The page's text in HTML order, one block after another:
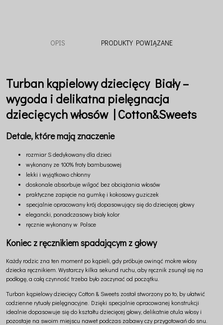
OPIS PRODUKTY POWIĄZANE
Turban kąpielowy dziecięcy Biały –
wygoda i delikatna pielęgnacja
dziecięcych włosów | Cotton&Sweets
Detale, które mają znaczenie
rozmiar S dedykowany dla dzieci
wykonany ze 100% froty bambusowej
lekki i wyjątkowo chłonny
doskonale absorbuje wilgoć bez obciążania włosów
praktyczne zapięcie na gumkę i kokosowy guziczek
specjalnie opracowany krój dopasowujący się do dziecięcej głowy
elegancki, ponadczasowy biały kolor
ręcznie wykonany w Polsce
Koniec z ręcznikiem spadającym z głowy
Każdy rodzic zna ten moment po kąpieli, gdy próbuje owinąć mokre włosy
dziecka ręcznikiem. Wystarczy kilka sekund ruchu, aby ręcznik zsunął się na
podłogę, a całą czynność trzeba było zaczynać od początku.
Turban kąpielowy dziecięcy Cotton & Sweets został stworzony po to, by ułatwić
codzienne rytuały pielęgnacyjne. Dzięki specjalnie opracowanej konstrukcji
idealnie dopasowuje się do kształtu dziecięcej głowy, delikatnie otula włosy i
pozostaje na swoim miejscu nawet podczas zabawy czy przygotowań do snu.